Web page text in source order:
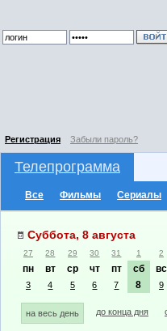
Регистрация Забыли пароль?
Телепрограмма
Все Фильмы Сериалы
Суббота, 8 августа
27 28 29 30 31 1 2
пн вт ср чт пт сб вс
3 4 5 6 7 8 9
на весь день до конца дня